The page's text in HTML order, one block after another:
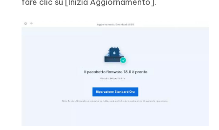
fare clic su [Inizia Aggiornamento].